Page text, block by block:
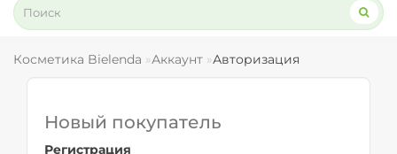
Косметика Bielenda Аккаунт Авторизация
Новый покупатель
Регистрация